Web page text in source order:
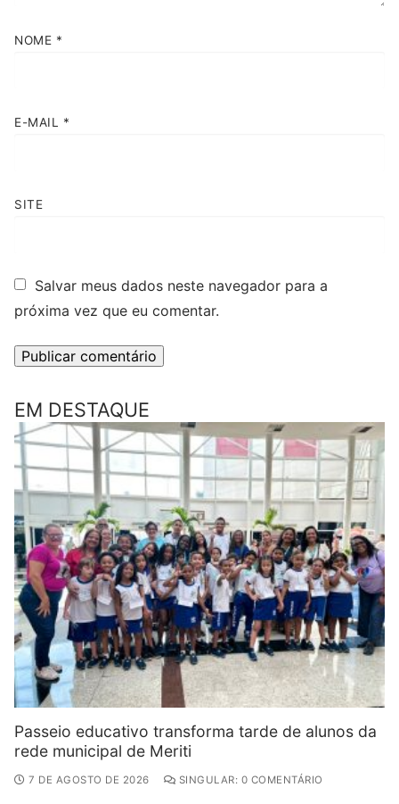
NOME *
E-MAIL *
SITE
Salvar meus dados neste navegador para a
próxima vez que eu comentar.
EM DESTAQUE
Passeio educativo transforma tarde de alunos da
rede municipal de Meriti
7 DE AGOSTO DE 2026 SINGULAR: 0 COMENTÁRIO